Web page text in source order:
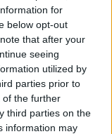
for
below opt-out
that after your
seeing
utilized by
parties prior to
of the further
third parties on the
information may
republiky,
příslušníkům
pořádek v
Komunikační
vyjadřovali
aktivisty a
tom informovala